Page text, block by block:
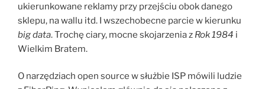
ukierunkowane reklamy przy przejściu obok danego
sklepu, na wallu itd. I wszechobecne parcie w kierunku
big data. Trochę ciary, mocne skojarzenia z Rok 1984 i
Wielkim Bratem.
O narzędziach open source w służbie ISP mówili ludzie